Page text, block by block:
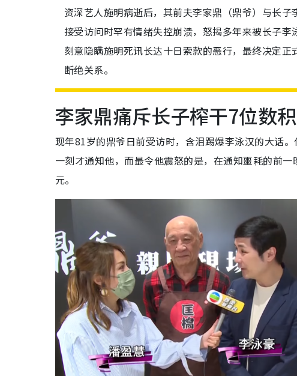
资深艺人施明病逝后，其前夫李家鼎（鼎爷）与长
接受访问时罕有情绪失控崩溃，怒揭多年来被长子
刻意隐瞒施明死讯长达十日索款的恶行，最终决定
断绝关系。
李家鼎痛斥长子榨干7位数
现年81岁的鼎爷日前受访时，含泪踢爆李泳汉的大话
一刻才通知他，而最令他震怒的是，在通知噩耗的前
元。